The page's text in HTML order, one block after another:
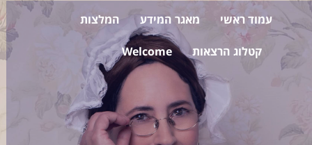
עמוד ראשי מאגר המידע המלצות
קטלוג הרצאות Welcome